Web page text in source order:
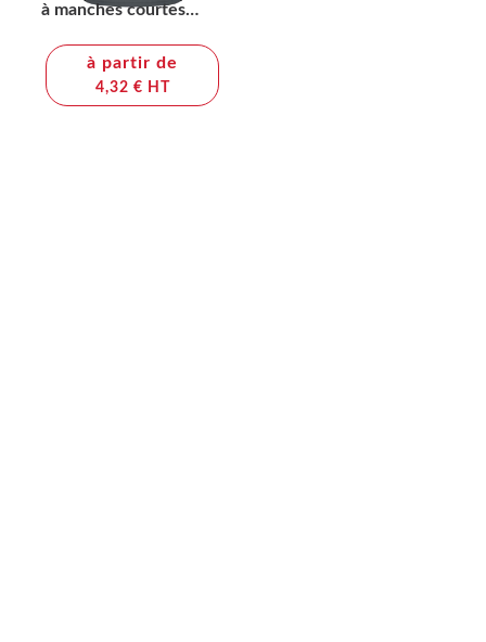
à manches courtes
à partir de
4,32 € HT